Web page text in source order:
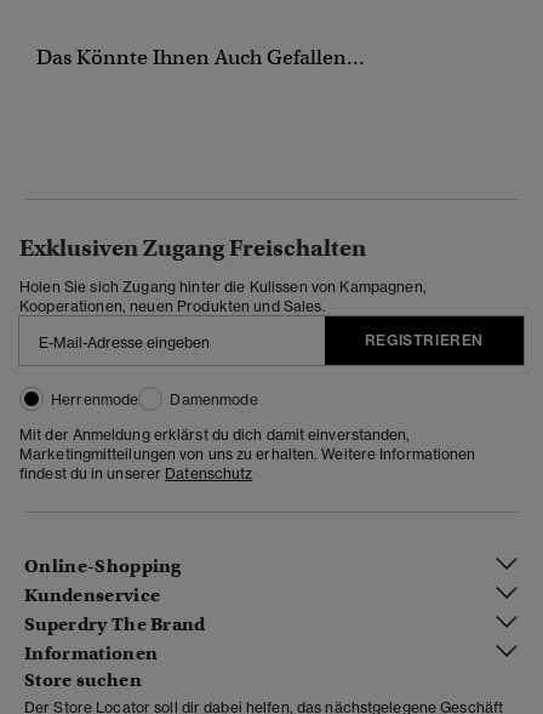
Das Könnte Ihnen Auch Gefallen...
Exklusiven Zugang Freischalten
Holen Sie sich Zugang hinter die Kulissen von Kampagnen,
Kooperationen, neuen Produkten und Sales.
REGISTRIEREN
Herrenmode
Damenmode
Mit der Anmeldung erklärst du dich damit einverstanden,
Marketingmitteilungen von uns zu erhalten. Weitere Informationen
findest du in unserer Datenschutz
Online-Shopping
Kundenservice
Superdry The Brand
Informationen
Store suchen
Der Store Locator soll dir dabei helfen, das nächstgelegene Geschäft